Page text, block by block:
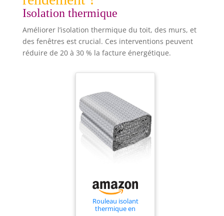
Isolation thermique
Améliorer l’isolation thermique du toit, des murs, et
des fenêtres est crucial. Ces interventions peuvent
réduire de 20 à 30 % la facture énergétique.
Rouleau isolant
thermique en